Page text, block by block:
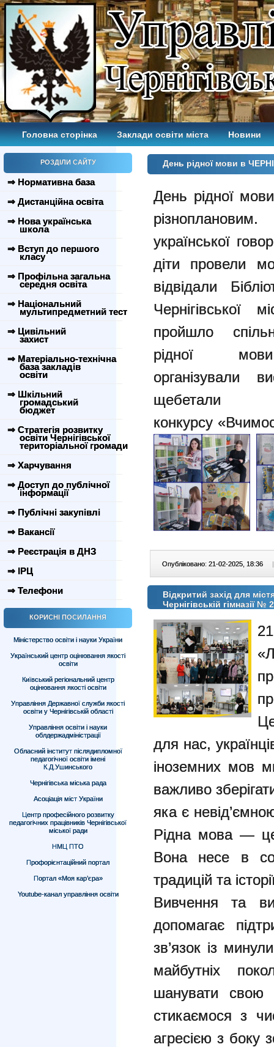
Головна сторінка Заклади освіти міста Новини
РОЗДІЛИ САЙТУ
⇒ Нормативна база
⇒ Дистанційна освіта
⇒ Нова українська
школа
⇒ Вступ до першого
класу
⇒ Профільна загальна
середня освіта
⇒ Національний
мультипредметний тест
⇒ Цивільний
захист
⇒ Матеріально-технічна
база закладів
освіти
⇒ Шкільний
громадський
бюджет
⇒ Стратегія розвитку
освіти Чернігівської
територіальної громади
⇒ Харчування
⇒ Доступ до публічної
інформації
⇒ Публічні закупівлі
⇒ Вакансії
⇒ Реєстрація в ДНЗ
⇒ ІРЦ
⇒ Телефони
КОРИСНІ ПОСИЛАННЯ
Міністерство освіти і науки України
Український центр оцінювання якості
освіти
Київський регіональний центр
оцінювання якості освіти
Управління Державної служби якості
освіти у Чернігівській області
Управління освіти і науки
облдержадміністрації
Обласний інститут післядипломної
педагогічної освіти імені
К.Д.Ушинського
Чернігівська міська рада
Асоціація міст України
Центр професійного розвитку
педагогічних працівників Чернігівської
міської ради
НМЦ ПТО
Профорієнтаційний портал
Портал «Моя кар’єра»
Youtube-канал управління освіти
День рідної мови в
День рідної
української
діти провели
відвідали
Чернігівської
пройшло
рідної
організували
щебетали
конкурсу
Опубліковано: 21-02-2025, 18:36 |
Відкритий захід для
Чернігівській гімназії
для нас,
іноземних мов
важливо
яка є
Рідна мова — це
Вона несе в
традицій та
Вивчення та
допомагає
зв’язок із
майбутніх
шанувати свою
стикаємося з
агресією з боку